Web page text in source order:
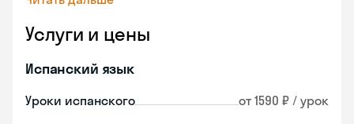
Услуги и цены
Испанский язык
Уроки испанского от 1590 ₽ / урок